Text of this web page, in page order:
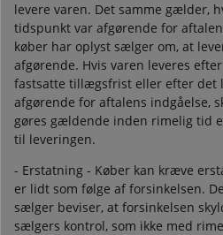
levere varen. Det samme gælder,
tidspunkt var afgørende for
køber har oplyst sælger om, at
afgørende. Hvis varen leveres
fastsatte tillægsfrist eller efter det
afgørende for aftalens indgåelse,
gøres gældende inden rimelig tid
til leveringen.
- Erstatning - Køber kan kræve
er lidt som følge af forsinkelsen.
sælger beviser, at forsinkelsen
sælgers kontrol, som ikke med